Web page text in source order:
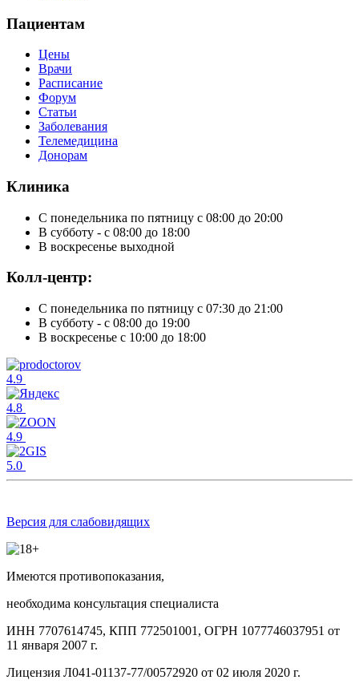
Пациентам
Цены
Врачи
Расписание
Форум
Статьи
Заболевания
Телемедицина
Донорам
Клиника
С понедельника по пятницу с 08:00 до 20:00
В субботу - с 08:00 до 18:00
В воскресенье выходной
Колл-центр:
С понедельника по пятницу с 07:30 до 21:00
В субботу - с 08:00 до 19:00
В воскресенье с 10:00 до 18:00
4.9
4.8
4.9
5.0
Версия для слабовидящих
Имеются противопоказания,
необходима консультация специалиста
ИНН 7707614745, КПП 772501001, ОГРН 1077746037951 от
11 января 2007 г.
Лицензия Л041-01137-77/00572920 от 02 июля 2020 г.